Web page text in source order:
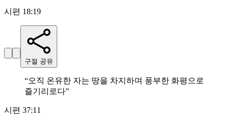
시편 18:19
구절 공유
“오직 온유한 자는 땅을 차지하며 풍부한 화평으로
즐기리로다”
시편 37:11